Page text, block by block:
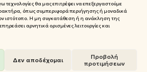
τεχνολογίες θα μας επιτρέψει να επεξεργαστούμε
όπως συμπεριφορά περιήγησης ή μοναδικά
ιστότοπο. Η μη συγκατάθεση ή η ανάκληση της
αρνητικά ορισμένες λειτουργίες και
Δεν αποδέχομαι
Προβολή
προτιμήσεων